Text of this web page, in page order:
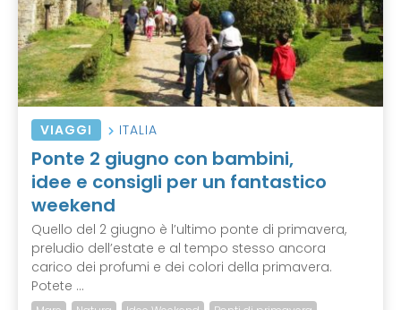
VIAGGI ITALIA
Ponte 2 giugno con bambini,
idee e consigli per un fantastico
weekend
Quello del 2 giugno è l’ultimo ponte di primavera,
preludio dell’estate e al tempo stesso ancora
carico dei profumi e dei colori della primavera.
Potete ...